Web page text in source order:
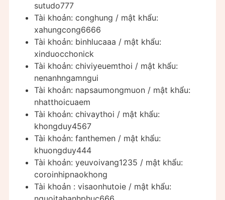
sutudo777
Tài khoản: conghung / mật khẩu:
xahungcong6666
Tài khoản: binhlucaaa / mật khẩu:
xinduocchonick
Tài khoản: chiviyeuemthoi / mật khẩu:
nenanhngamngui
Tài khoản: napsaumongmuon / mật khẩu:
nhatthoicuaem
Tài khoản: chivaythoi / mật khẩu:
khongduy4567
Tài khoản: fanthemen / mật khẩu:
khuongduy444
Tài khoản: yeuvoivang1235 / mật khẩu:
coroinhipnaokhong
Tài khoản : visaonhutoie / mật khẩu: